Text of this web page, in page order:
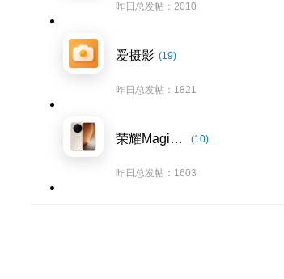
昨日总发帖：2010
爱摄影 (19)
昨日总发帖：1821
荣耀Magic8系列 (10)
昨日总发帖：1603